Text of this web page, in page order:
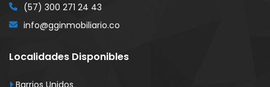
(57) 300 271 24 43
info@gginmobiliario.co
Localidades Disponibles
Barrios Unidos